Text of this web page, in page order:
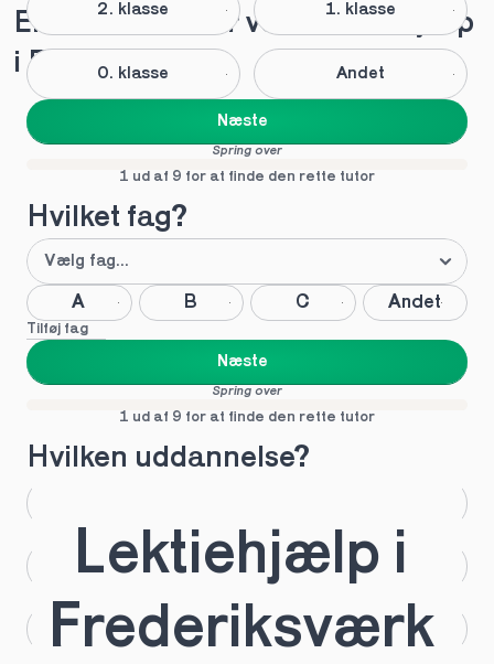
2. klasse 1. klasse
0. klasse Andet
Næste
Spring over
1 ud af 9 for at finde den rette tutor
Hvilket fag?
A B C Andet
Tilføj fag
Næste
Spring over
1 ud af 9 for at finde den rette tutor
Hvilken uddannelse?
HTX HF
IB EUX
Elever anbefaler vores lektiehjælp
i Frederiksværk
Lektiehjælp i
Frederiksværk